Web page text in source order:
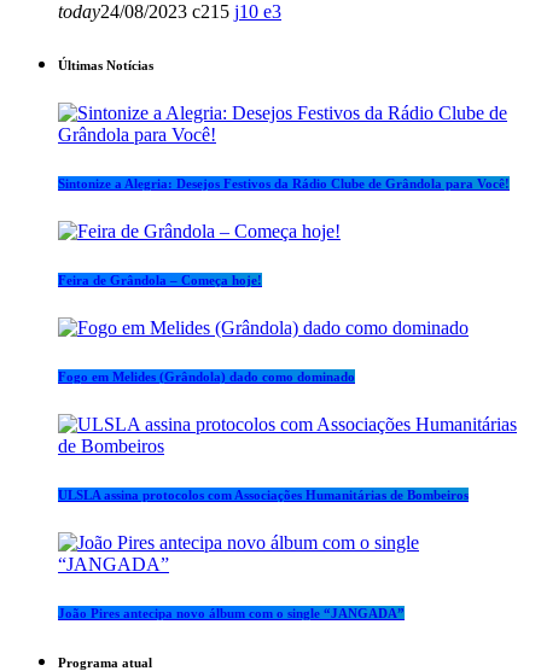
today24/08/2023 215 10 3
Últimas Notícias
Sintonize a Alegria: Desejos Festivos da Rádio Clube de Grândola para Você!
Feira de Grândola – Começa hoje!
Fogo em Melides (Grândola) dado como dominado
ULSLA assina protocolos com Associações Humanitárias de Bombeiros
João Pires antecipa novo álbum com o single “JANGADA”
Programa atual